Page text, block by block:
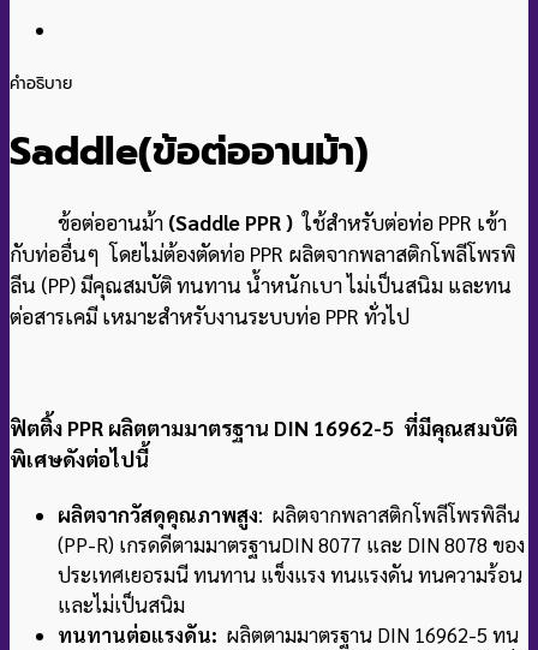
คำอธิบาย
Saddle(ข้อต่ออานม้า)
ข้อต่ออานม้า (Saddle PPR ) ใช้สำหรับต่อท่อ PPR เข้า
กับท่ออื่นๆ โดยไม่ต้องตัดท่อ PPR ผลิตจากพลาสติกโพลีโพรพิ
ลีน (PP) มีคุณสมบัติ ทนทาน น้ำหนักเบา ไม่เป็นสนิม และทน
ต่อสารเคมี เหมาะสำหรับงานระบบท่อ PPR ทั่วไป
ฟิตติ้ง PPR ผลิตตามมาตรฐาน DIN 16962-5 ที่มีคุณสมบัติ
พิเศษดังต่อไปนี้
ผลิตจากวัสดุคุณภาพสูง: ผลิตจากพลาสติกโพลีโพรพิลีน
(PP-R) เกรดดีตามมาตรฐานDIN 8077 และ DIN 8078 ของ
ประเทศเยอรมนี ทนทาน แข็งแรง ทนแรงดัน ทนความร้อน
และไม่เป็นสนิม
ทนทานต่อแรงดัน: ผลิตตามมาตรฐาน DIN 16962-5 ทน